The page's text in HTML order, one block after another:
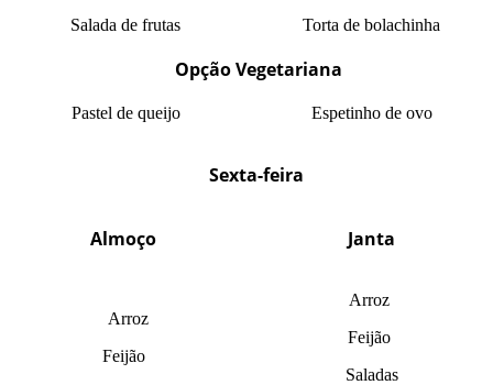
Salada de frutas
Torta de bolachinha
Opção Vegetariana
Pastel de queijo Espetinho de ovo
Sexta-feira
Almoço Janta
Arroz
Feijão
Arroz
Feijão
Saladas